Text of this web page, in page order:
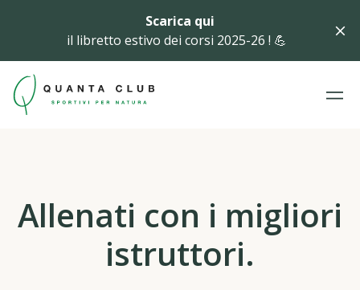
Scarica qui
il libretto estivo dei corsi 2025-26 ! 💪
Allenati con i migliori
istruttori.